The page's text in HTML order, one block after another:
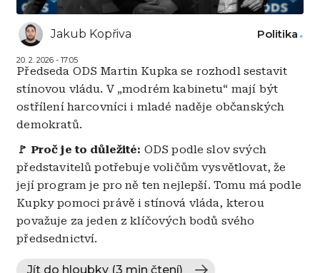
Jakub Kopřiva
20. 2. 2026 - 17:05
Politika
Předseda ODS Martin Kupka se rozhodl sestavit
stínovou vládu. V „modrém kabinetu“ mají být
ostřílení harcovníci i mladé naděje občanských
demokratů.
🚩 Proč je to důležité: ODS podle slov svých
představitelů potřebuje voličům vysvětlovat, že
její program je pro ně ten nejlepší. Tomu má podle
Kupky pomoci právě i stínová vláda, kterou
považuje za jeden z klíčových bodů svého
předsednictví.
Jít do hloubky (3 min čtení)